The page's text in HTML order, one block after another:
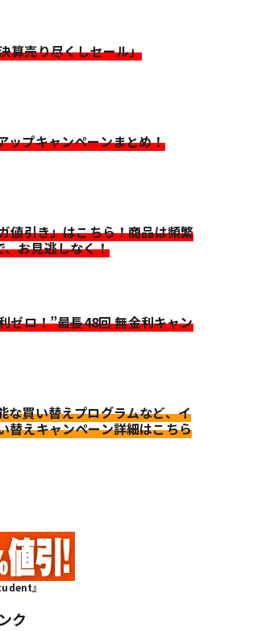
算売り尽くしセール」
ップキャンペーンまとめ！
値引き」はこちら！商品は頻繁
お見逃しなく！
ゼロ！”最長48回 無金利キャン
な買い替えプログラムなど、イ
替えキャンペーン詳細はこちら
』
ク